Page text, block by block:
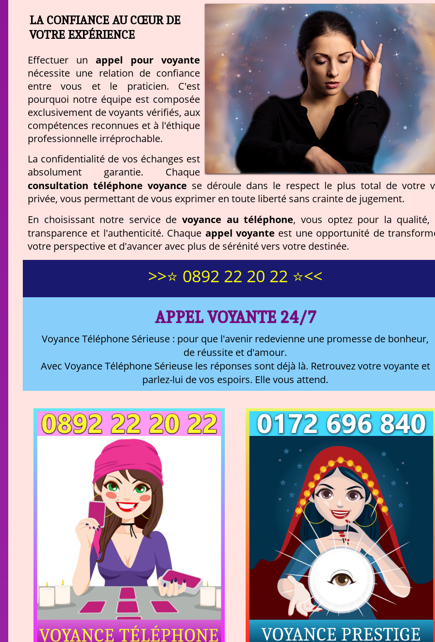
LA CONFIANCE AU CŒUR DE
VOTRE EXPÉRIENCE
Effectuer un appel pour voyante
nécessite une relation de confiance
entre vous et le praticien. C'est
pourquoi notre équipe est composée
exclusivement de voyants vérifiés, aux
compétences reconnues et à l'éthique
professionnelle irréprochable.
La confidentialité de vos échanges est
absolument garantie. Chaque
consultation téléphone voyance se déroule dans le respect le plus total de votre
privée, vous permettant de vous exprimer en toute liberté sans crainte de jugement.
En choisissant notre service devoyance au téléphone, vous optez pour la qualité,
transparence et l'authenticité. Chaque appel voyante est une opportunité de
votre perspective et d'avancer avec plus de sérénité vers votre destinée.
>>⭐ 0892 22 20 22 ⭐<<
APPEL VOYANTE 24/7
Voyance Téléphone Sérieuse : pour que l'avenir redevienne une promesse de bonheur,
de réussite et d'amour.
Avec Voyance Téléphone Sérieuse les réponses sont déjà là. Retrouvez votre voyante et
parlez-lui de vos espoirs. Elle vous attend.